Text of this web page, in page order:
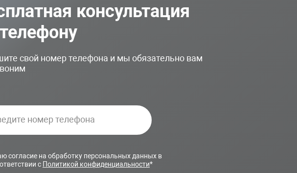
консультация
свой номер телефона и мы обязательно вам
согласие на обработку персональных данных в
с Политикой конфиденциальности*